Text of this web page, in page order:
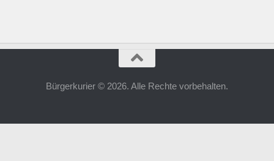
Bürgerkurier © 2026. Alle Rechte vorbehalten.